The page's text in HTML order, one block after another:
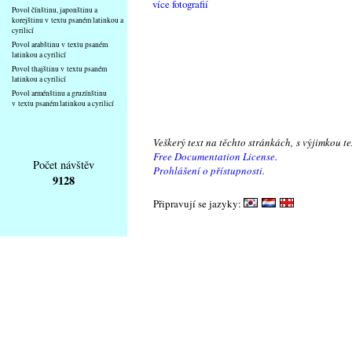
Povol čínštinu, japonštinu a
korejštinu v textu psaném latinkou a
cyrilicí
Povol arabštinu v textu psaném
latinkou a cyrilicí
Povol thajštinu v textu psaném
latinkou a cyrilicí
Povol arménštinu a gruzínštinu
v textu psaném latinkou a cyrilicí
více fotografií
Počet návštěv
9128
Veškerý text na těchto stránkách, s výjimkou
Free Documentation License.
Prohlášení o přístupnosti.
Připravují se jazyky: